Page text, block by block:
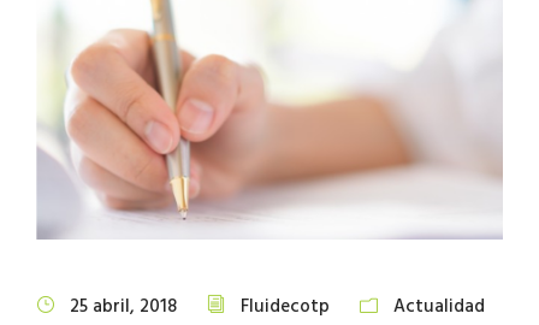
25 abril, 2018 Fluidecotp Actualidad